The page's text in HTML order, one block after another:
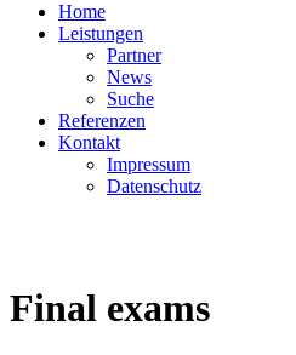
Home
Leistungen
Partner
News
Suche
Referenzen
Kontakt
Impressum
Datenschutz
Final exams